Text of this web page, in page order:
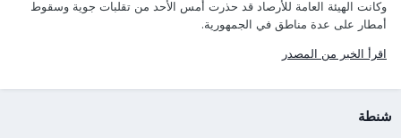
وكانت الهيئة العامة للأرصاد قد حذرت أمس الأحد من تقلبات جوية وسقوط
أمطار على عدة مناطق في الجمهورية.
اقرأ الخبر من المصدر
شنطة